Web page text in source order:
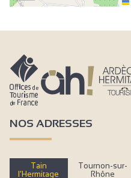
NOS ADRESSES
Tain
l’Hermitage
Tournon-sur-
Rhône